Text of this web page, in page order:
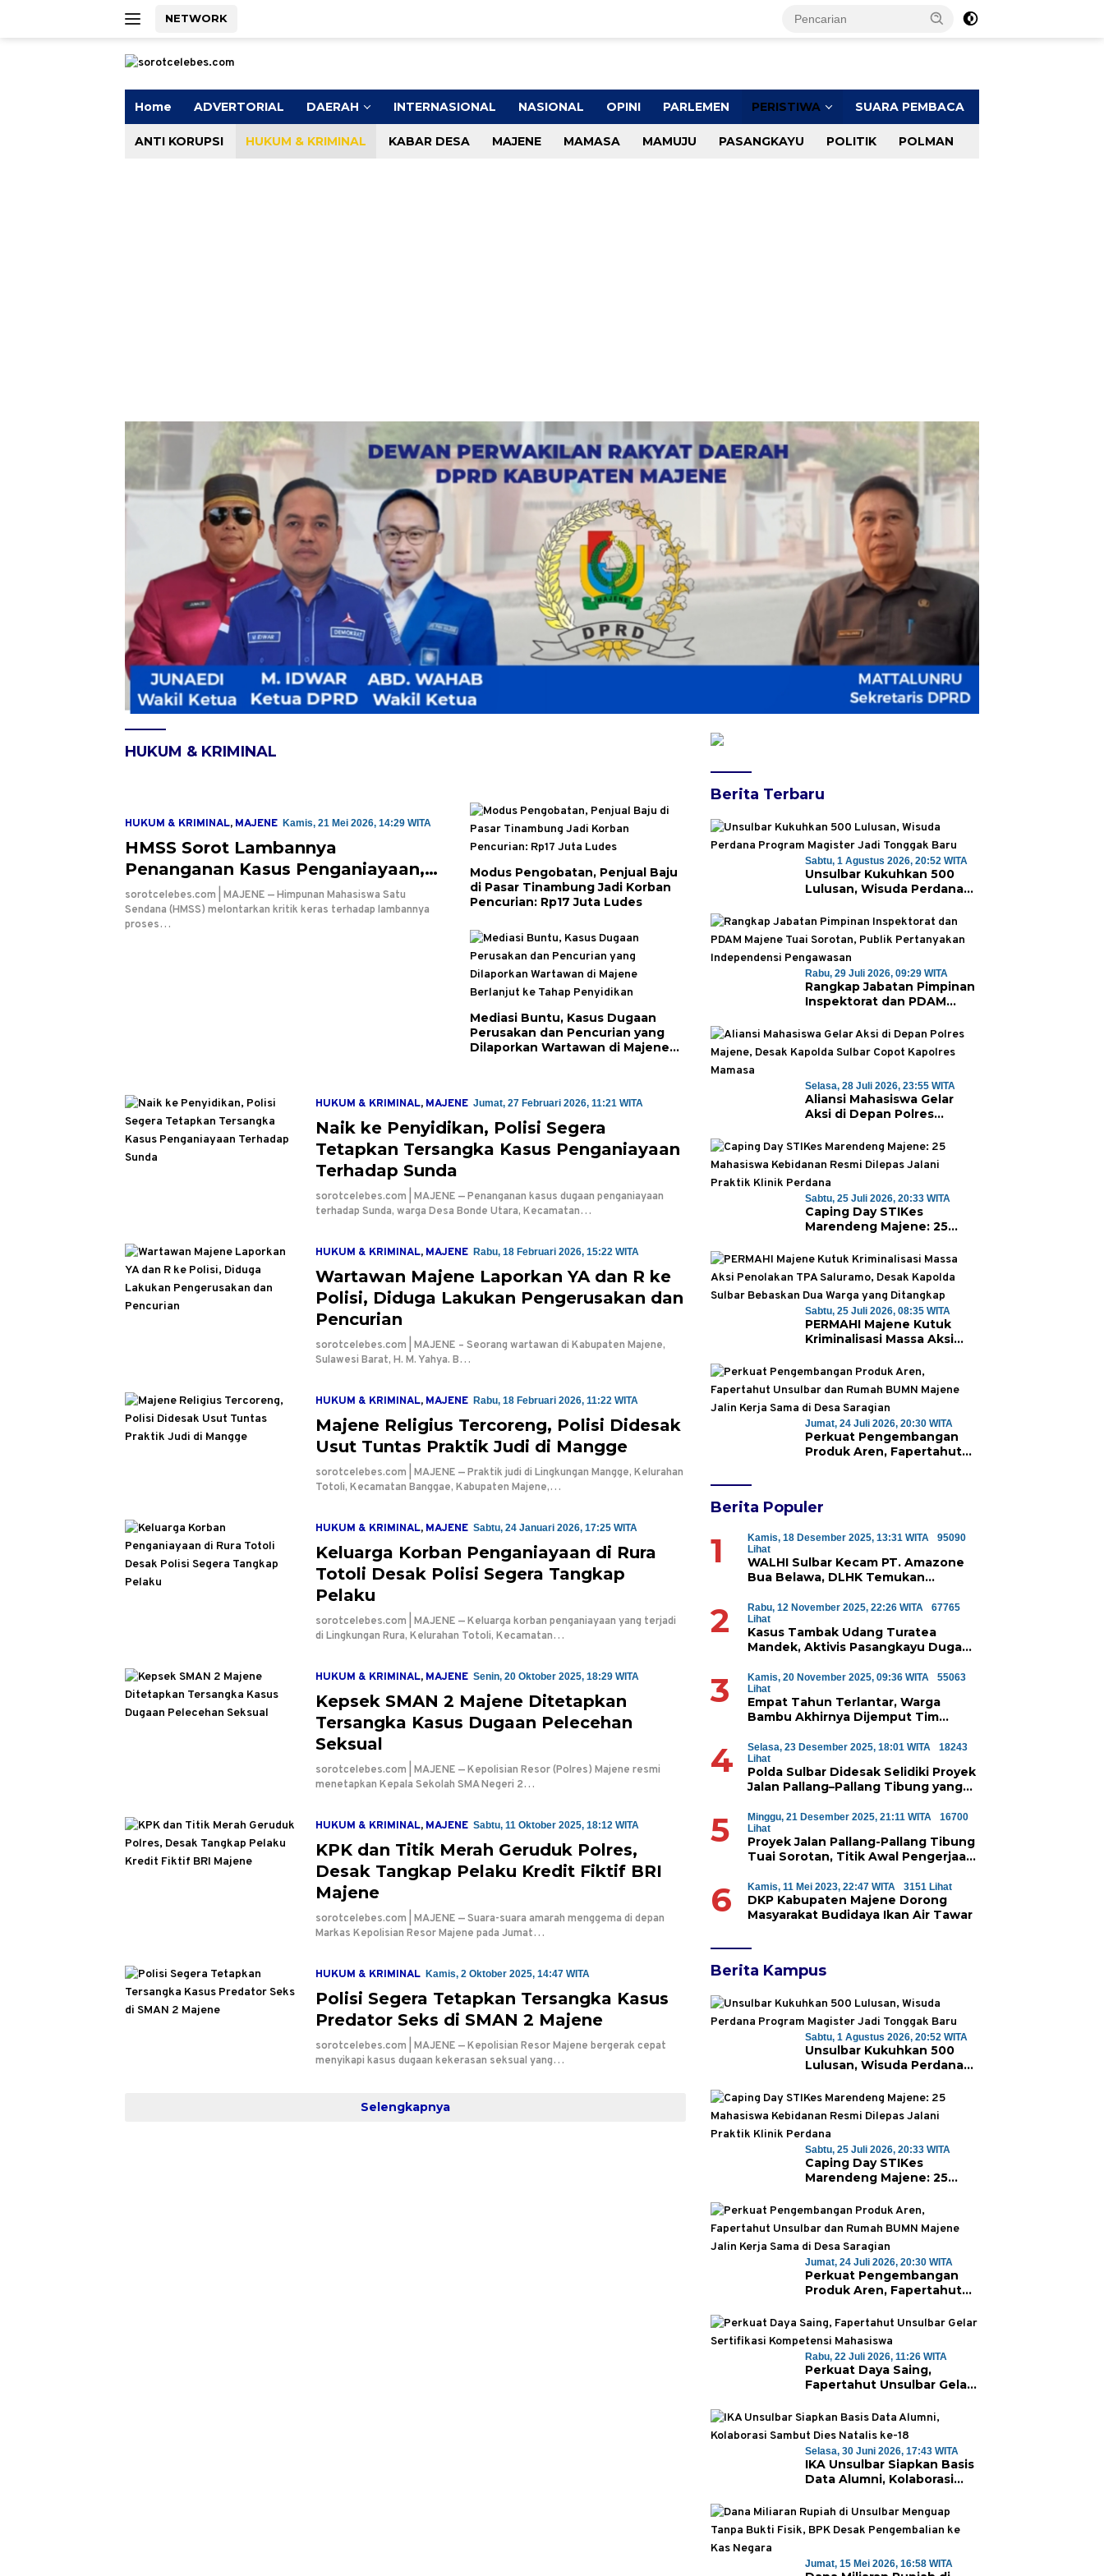
NETWORK
Home ADVERTORIAL DAERAH INTERNASIONAL NASIONAL OPINI PARLEMEN PERISTIWA SUARA PEMBACA
ANTI KORUPSI HUKUM & KRIMINAL KABAR DESA MAJENE MAMASA MAMUJU PASANGKAYU POLITIK POLMAN
HUKUM & KRIMINAL
HUKUM & KRIMINAL, MAJENE Kamis, 21 Mei 2026, 14:29 WITA
HMSS Sorot Lambannya
Penanganan Kasus Penganiayaan,
Desak Polres Majene Bertindak
Tegas
sorotcelebes.com | MAJENE — Himpunan Mahasiswa Satu
Sendana (HMSS) melontarkan kritik keras terhadap lambannya
proses…
Modus Pengobatan, Penjual Baju
di Pasar Tinambung Jadi Korban
Pencurian: Rp17 Juta Ludes
Mediasi Buntu, Kasus Dugaan
Perusakan dan Pencurian yang
Dilaporkan Wartawan di Majene
HUKUM & KRIMINAL, MAJENE Jumat, 27 Februari 2026, 11:21 WITA
Naik ke Penyidikan, Polisi Segera
Tetapkan Tersangka Kasus Penganiayaan
Terhadap Sunda
sorotcelebes.com | MAJENE — Penanganan kasus dugaan penganiayaan
terhadap Sunda, warga Desa Bonde Utara, Kecamatan…
HUKUM & KRIMINAL, MAJENE Rabu, 18 Februari 2026, 15:22 WITA
Wartawan Majene Laporkan YA dan R ke
Polisi, Diduga Lakukan Pengerusakan dan
Pencurian
sorotcelebes.com | MAJENE – Seorang wartawan di Kabupaten Majene,
Sulawesi Barat, H. M. Yahya. B…
HUKUM & KRIMINAL, MAJENE Rabu, 18 Februari 2026, 11:22 WITA
Majene Religius Tercoreng, Polisi Didesak
Usut Tuntas Praktik Judi di Mangge
sorotcelebes.com | MAJENE — Praktik judi di Lingkungan Mangge, Kelurahan
Totoli, Kecamatan Banggae, Kabupaten Majene,…
HUKUM & KRIMINAL, MAJENE Sabtu, 24 Januari 2026, 17:25 WITA
Keluarga Korban Penganiayaan di Rura
Totoli Desak Polisi Segera Tangkap
Pelaku
sorotcelebes.com | MAJENE — Keluarga korban penganiayaan yang terjadi
di Lingkungan Rura, Kelurahan Totoli, Kecamatan…
HUKUM & KRIMINAL, MAJENE Senin, 20 Oktober 2025, 18:29 WITA
Kepsek SMAN 2 Majene Ditetapkan
Tersangka Kasus Dugaan Pelecehan
Seksual
sorotcelebes.com | MAJENE — Kepolisian Resor (Polres) Majene resmi
menetapkan Kepala Sekolah SMA Negeri 2…
HUKUM & KRIMINAL, MAJENE Sabtu, 11 Oktober 2025, 18:12 WITA
KPK dan Titik Merah Geruduk Polres,
Desak Tangkap Pelaku Kredit Fiktif BRI
Majene
sorotcelebes.com | MAJENE — Suara-suara amarah menggema di depan
Markas Kepolisian Resor Majene pada Jumat…
HUKUM & KRIMINAL Kamis, 2 Oktober 2025, 14:47 WITA
Polisi Segera Tetapkan Tersangka Kasus
Predator Seks di SMAN 2 Majene
sorotcelebes.com | MAJENE — Kepolisian Resor Majene bergerak cepat
menyikapi kasus dugaan kekerasan seksual yang…
Selengkapnya
Berita Terbaru
Sabtu, 1 Agustus 2026, 20:52 WITA
Unsulbar Kukuhkan 500
Lulusan, Wisuda Perdana
Tonggak Baru
Rabu, 29 Juli 2026, 09:29 WITA
Rangkap Jabatan Pimpinan
Inspektorat dan PDAM
Publik Pertanyakan
Independensi Pengawasan
Selasa, 28 Juli 2026, 23:55 WITA
Aliansi Mahasiswa Gelar
Aksi di Depan Polres
Sulbar Copot Kapolres
Mamasa
Sabtu, 25 Juli 2026, 20:33 WITA
Caping Day STIKes
Marendeng Majene: 25
Resmi Dilepas Jalani Praktik
Klinik Perdana
Sabtu, 25 Juli 2026, 08:35 WITA
PERMAHI Majene Kutuk
Kriminalisasi Massa Aksi
Desak Kapolda Sulbar
Bebaskan Dua Warga yang
Ditangkap
Jumat, 24 Juli 2026, 20:30 WITA
Perkuat Pengembangan
Produk Aren, Fapertahut
Berita Populer
1 Kamis, 18 Desember 2025, 13:31 WITA
95090
Lihat
WALHI Sulbar Kecam PT. Amazone
Bua Belawa, DLHK Temukan
Perumahan di Majene
2 Rabu, 12 November 2025, 22:26 WITA
67765
Lihat
Kasus Tambak Udang Turatea
Mandek, Aktivis Pasangkayu Duga
Penyerobotan Hutan Lindung
3 Kamis, 20 November 2025, 09:36 WITA
55063
Lihat
Empat Tahun Terlantar, Warga
Bambu Akhirnya Dijemput Tim
4 Selasa, 23 Desember 2025, 18:01 WITA
18243
Lihat
Polda Sulbar Didesak Selidiki Proyek
Jalan Pallang–Pallang Tibung yang
5 Minggu, 21 Desember 2025, 21:11 WITA
16700
Lihat
Proyek Jalan Pallang-Pallang Tibung
Tuai Sorotan, Titik Awal Pengerjaan
6 Kamis, 11 Mei 2023, 22:47 WITA 3151 Lihat
DKP Kabupaten Majene Dorong
Masyarakat Budidaya Ikan Air Tawar
Berita Kampus
Sabtu, 1 Agustus 2026, 20:52 WITA
Unsulbar Kukuhkan 500
Lulusan, Wisuda Perdana
Tonggak Baru
Sabtu, 25 Juli 2026, 20:33 WITA
Caping Day STIKes
Marendeng Majene: 25
Resmi Dilepas Jalani Praktik
Klinik Perdana
Jumat, 24 Juli 2026, 20:30 WITA
Perkuat Pengembangan
Produk Aren, Fapertahut
Majene Jalin Kerja Sama di
Desa Saragian
Rabu, 22 Juli 2026, 11:26 WITA
Perkuat Daya Saing,
Fapertahut Unsulbar Gelar
Mahasiswa
Selasa, 30 Juni 2026, 17:43 WITA
IKA Unsulbar Siapkan Basis
Data Alumni, Kolaborasi
Jumat, 15 Mei 2026, 16:58 WITA